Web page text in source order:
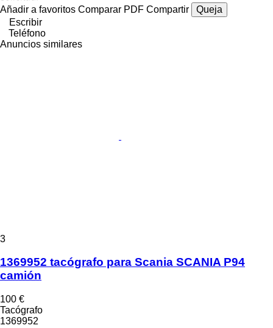
Añadir a favoritos Comparar PDF Compartir
Queja
Escribir
Teléfono
Anuncios similares
3
1369952 tacógrafo para Scania SCANIA P94
camión
100 €
Tacógrafo
1369952